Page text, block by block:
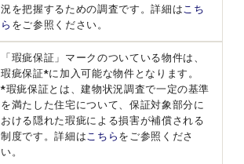
況を把握するための調査です。詳細は こち
ら をご参照ください。
「瑕疵保証」マークのついている物件は、
瑕疵保証*に加入可能な物件となります。
*瑕疵保証とは、建物状況調査で一定の基準
を満たした住宅について、保証対象部分に
おける隠れた瑕疵による損害が補償される
制度です。詳細は こちら をご参照くださ
い。